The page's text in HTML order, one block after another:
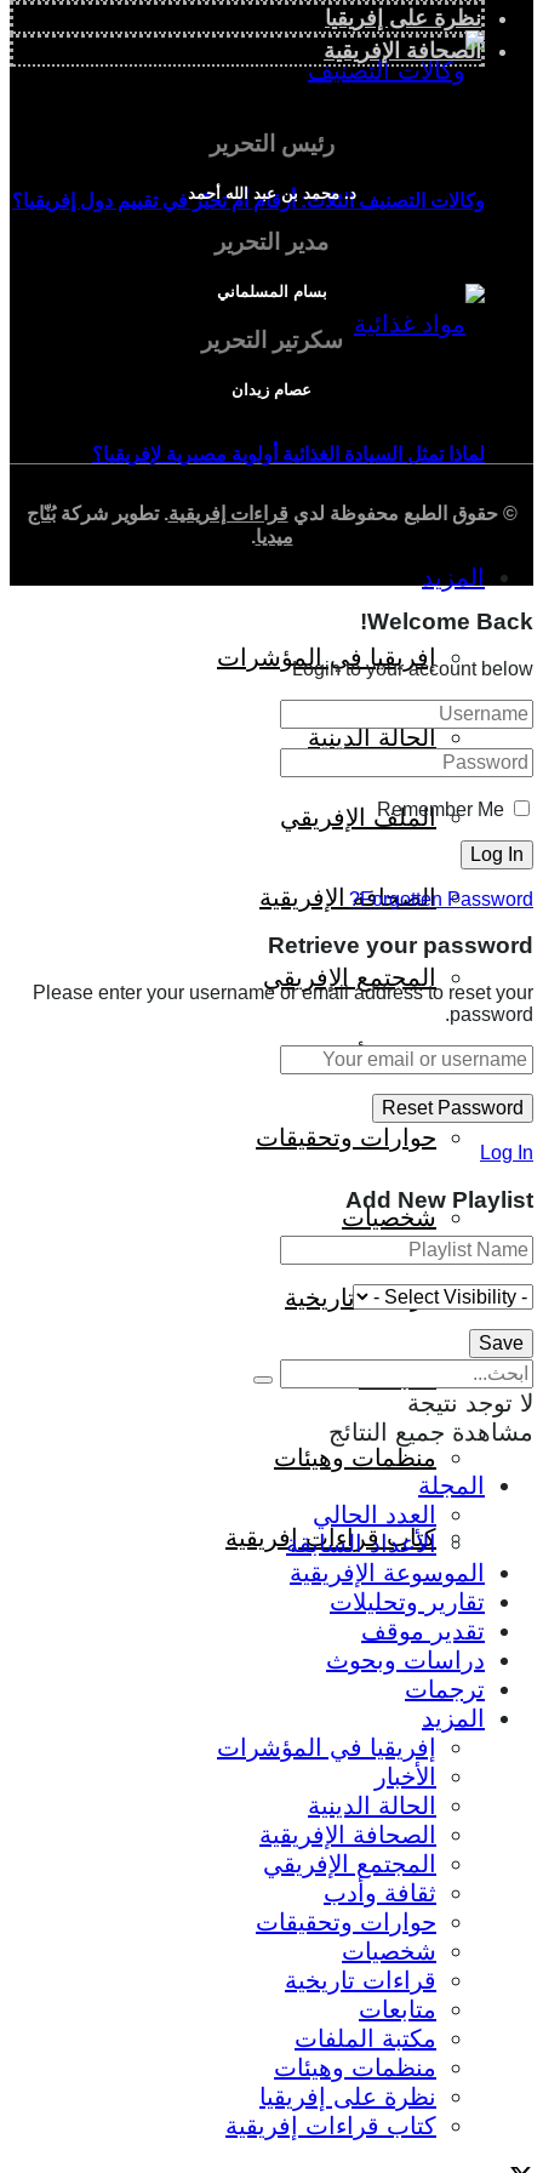
وكالات التصنيف الثلاث: أرقام أم تحيّز في تقييم دول إفريقيا؟
لماذا تمثل السيادة الغذائية أولوية مصيرية لإفريقيا؟
المزيد
إفريقيا في المؤشرات
الحالة الدينية
الملف الإفريقي
الصحافة الإفريقية
المجتمع الإفريقي
ثقافة وأدب
حوارات وتحقيقات
شخصيات
قراءات تاريخية
منظمات وهيئات
كتاب قراءات إفريقية
نظرة على إفريقيا
الصحافة الإفريقية
رئيس التحرير
د. محمد بن عبد الله أحمد
مدير التحرير
بسام المسلماني
سكرتير التحرير
عصام زيدان
© حقوق الطبع محفوظة لدي قراءات إفريقية. تطوير شركةبُنّاج
ميديا.
Welcome Back!
Login to your account below
Remember Me
Forgotten Password?
Retrieve your password
Please enter your username or email address to reset your
password.
Log In
Add New Playlist
لا توجد نتيجة
مشاهدة جميع النتائج
المجلة
العدد الحالي
الأعداد السابقة
الموسوعة الإفريقية
تقارير وتحليلات
تقدير موقف
دراسات وبحوث
ترجمات
المزيد
إفريقيا في المؤشرات
الأخبار
الحالة الدينية
الصحافة الإفريقية
المجتمع الإفريقي
ثقافة وأدب
حوارات وتحقيقات
شخصيات
قراءات تاريخية
متابعات
مكتبة الملفات
منظمات وهيئات
نظرة على إفريقيا
كتاب قراءات إفريقية